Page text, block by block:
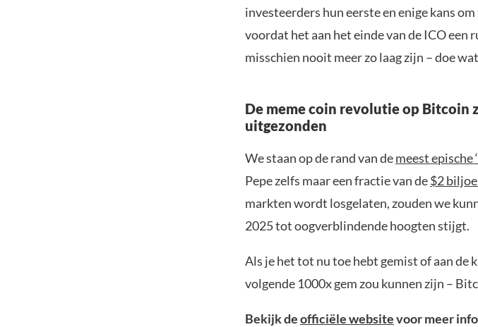
investeerders hun eerste en enige kans
voordat het aan het einde van de ICO een
misschien nooit meer zo laag zijn – doe
De meme coin revolutie op Bitcoin
uitgezonden
We staan ​​op de rand van demeest epische
Pepe zelfs maar een fractie van de$2
markten wordt losgelaten, zouden we
2025 tot oogverblindende hoogten stijgt.
Als je het tot nu toe hebt gemist of aan de
volgende 1000x gem zou kunnen zijn –
Bekijk deofficiële websitevoor meer